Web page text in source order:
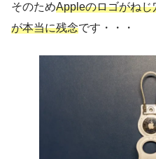
そのためAppleのロゴがね
が本当に残念です・・・